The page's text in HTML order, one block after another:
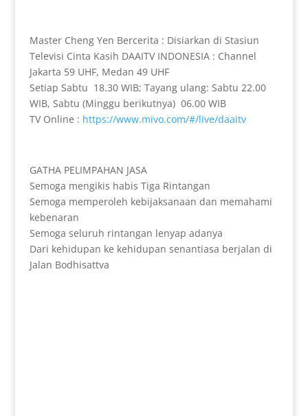
Master Cheng Yen Bercerita : Disiarkan di Stasiun
Televisi Cinta Kasih DAAITV INDONESIA : Channel
Jakarta 59 UHF, Medan 49 UHF
Setiap Sabtu 18.30 WIB; Tayang ulang: Sabtu 22.00
WIB, Sabtu (Minggu berikutnya) 06.00 WIB
TV Online : https://www.mivo.com/#/live/daaitv
GATHA PELIMPAHAN JASA
Semoga mengikis habis Tiga Rintangan
Semoga memperoleh kebijaksanaan dan memahami
kebenaran
Semoga seluruh rintangan lenyap adanya
Dari kehidupan ke kehidupan senantiasa berjalan di
Jalan Bodhisattva